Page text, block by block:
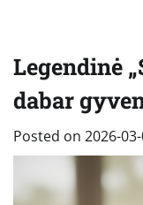
Legendinė
dabar
Posted on 2026-